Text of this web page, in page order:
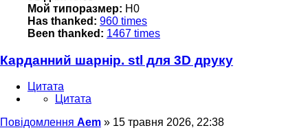
Мой типоразмер: H0
Has thanked: 960 times
Been thanked: 1467 times
Карданний шарнір. stl для 3D друку
Цитата
Цитата
Повідомлення Aem » 15 травня 2026, 22:38